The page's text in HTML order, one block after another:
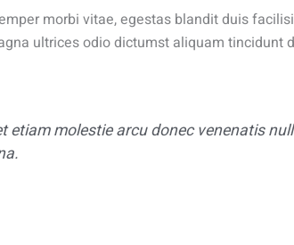
morbi vitae, egestas blandit duis
ultrices odio dictumst aliquam tincidunt
molestie arcu donec venenatis